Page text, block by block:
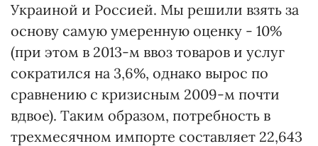
Украиной и Россией. Мы решили взять за
основу самую умеренную оценку - 10%
(при этом в 2013-м ввоз товаров и услуг
сократился на 3,6%, однако вырос по
сравнению с кризисным 2009-м почти
вдвое). Таким образом, потребность в
трехмесячном импорте составляет 22,643